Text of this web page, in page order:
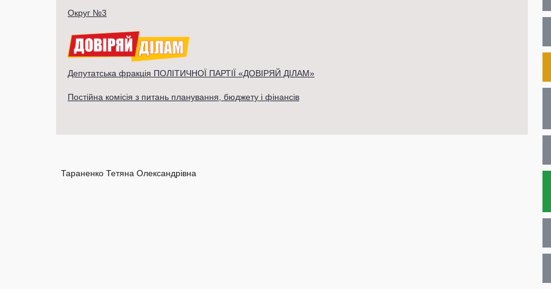
Округ №3
Депутатська фракція ПОЛІТИЧНОЇ ПАРТІЇ «ДОВІРЯЙ ДІЛАМ»
Постійна комісія з питань планування, бюджету і фінансів
Тараненко Тетяна Олександрівна